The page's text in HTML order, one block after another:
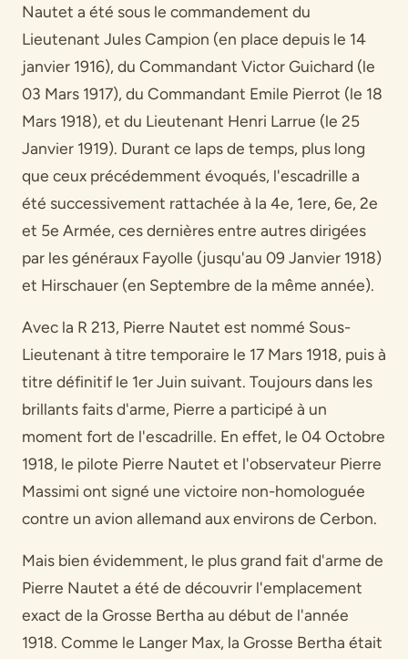
Nautet a été sous le commandement du
Lieutenant Jules Campion (en place depuis le 14
janvier 1916), du Commandant Victor Guichard (le
03 Mars 1917), du Commandant Emile Pierrot (le 18
Mars 1918), et du Lieutenant Henri Larrue (le 25
Janvier 1919). Durant ce laps de temps, plus long
que ceux précédemment évoqués, l'escadrille a
été successivement rattachée à la 4e, 1ere, 6e, 2e
et 5e Armée, ces dernières entre autres dirigées
par les généraux Fayolle (jusqu'au 09 Janvier 1918)
et Hirschauer (en Septembre de la même année).
Avec la R 213, Pierre Nautet est nommé Sous-
Lieutenant à titre temporaire le 17 Mars 1918, puis à
titre définitif le 1er Juin suivant. Toujours dans les
brillants faits d'arme, Pierre a participé à un
moment fort de l'escadrille. En effet, le 04 Octobre
1918, le pilote Pierre Nautet et l'observateur Pierre
Massimi ont signé une victoire non-homologuée
contre un avion allemand aux environs de Cerbon.
Mais bien évidemment, le plus grand fait d'arme de
Pierre Nautet a été de découvrir l'emplacement
exact de la Grosse Bertha au début de l'année
1918. Comme le Langer Max, la Grosse Bertha était